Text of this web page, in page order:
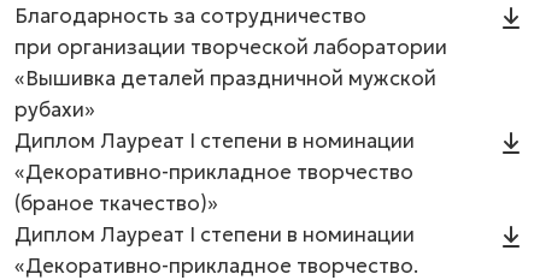
Благодарность за сотрудничество
при организации творческой лаборатории
«Вышивка деталей праздничной мужской
рубахи»
Диплом Лауреат I степени в номинации
«Декоративно-прикладное творчество
(браное ткачество)»
Диплом Лауреат I степени в номинации
«Декоративно-прикладное творчество.